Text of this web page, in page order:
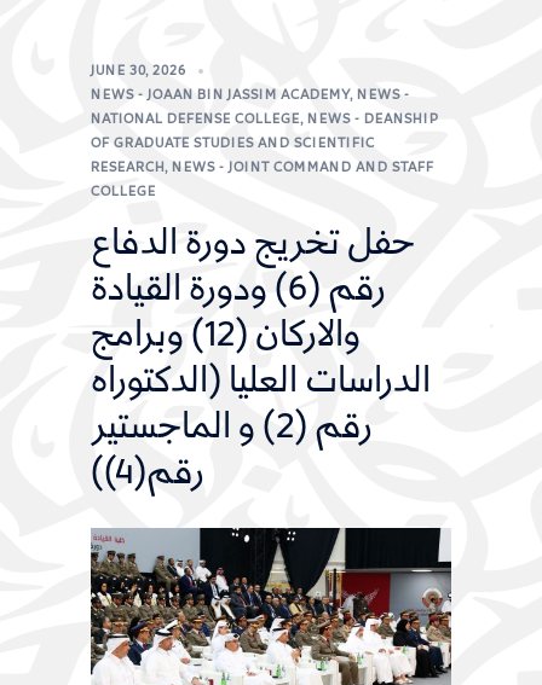
JUNE 30, 2026
NEWS - JOAAN BIN JASSIM ACADEMY, NEWS -
NATIONAL DEFENSE COLLEGE, NEWS - DEANSHIP
OF GRADUATE STUDIES AND SCIENTIFIC
RESEARCH, NEWS - JOINT COMMAND AND STAFF
COLLEGE
حفل تخريج دورة الدفاع
رقم (6) ودورة القيادة
والاركان (12) وبرامج
الدراسات العليا (الدكتوراه
رقم (2) و الماجستير
رقم(4))